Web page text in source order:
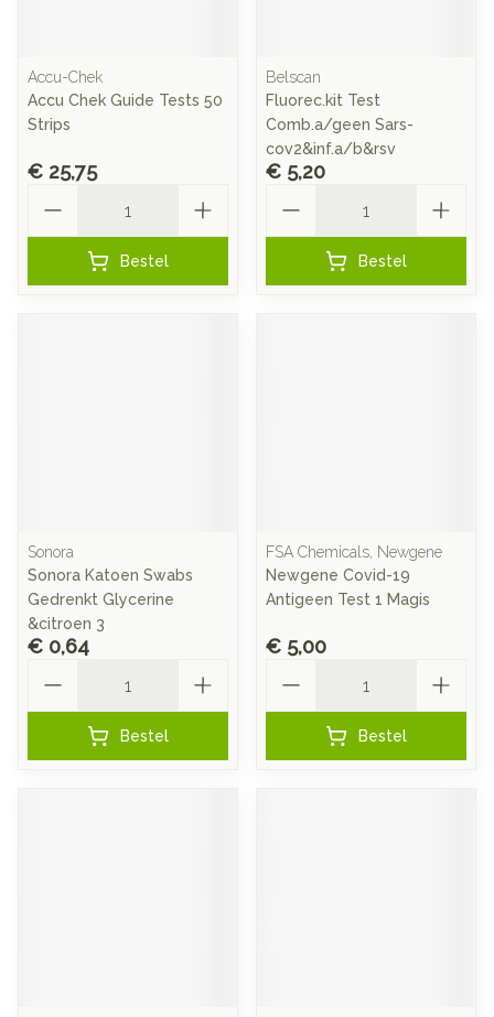
Accu-Chek
Accu Chek Guide Tests 50
Strips
€ 25,75
Bestel
Belscan
Fluorec.kit Test
Comb.a/geen Sars-
cov2&inf.a/b&rsv
€ 5,20
Bestel
Sonora
Sonora Katoen Swabs
Gedrenkt Glycerine
&citroen 3
€ 0,64
Bestel
FSA Chemicals, Newgene
Newgene Covid-19
Antigeen Test 1 Magis
€ 5,00
Bestel